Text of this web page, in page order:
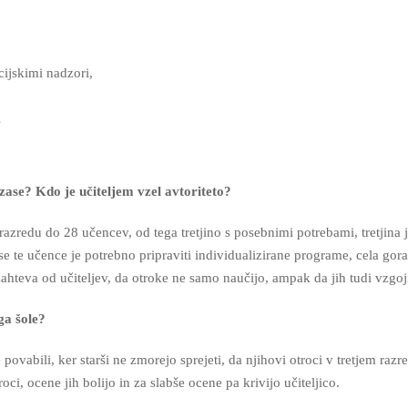
nadzori,
Kdo je učiteljem vzel avtoriteto?
do 28 učencev, od tega tretjino s posebnimi potrebami, tretjina
te učence je potrebno pripraviti individualizirane programe, cela gora
od učiteljev, da otroke ne samo naučijo, ampak da jih tudi
šole?
ker starši ne zmorejo sprejeti, da njihovi otroci v tretjem
ocene jih bolijo in za slabše ocene pa krivijo učiteljico.